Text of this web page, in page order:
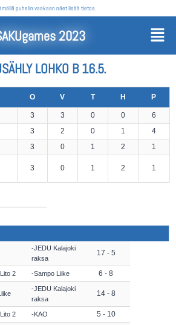
puhelin vaakaan näet lisää tietoa.
2023
LOHKO B 16.5.
O V T H P
3 3 0 0
6
3 2 0 1
4
3 0 1 2 1
3 0 1 2 1
JEDU Kalajoki
raksa
17 - 5
2 Sampo Liike 6 - 8
JEDU Kalajoki
raksa
14 - 8
2 KAO
5 - 10